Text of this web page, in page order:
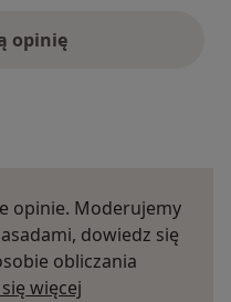
opinię
opinie. Moderujemy
dowiedz się
obliczania
więcej